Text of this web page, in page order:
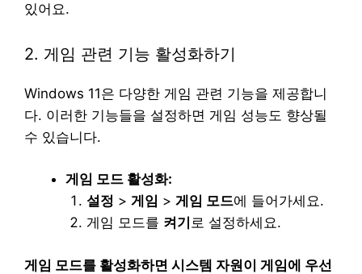
있어요.
2. 게임 관련 기능 활성화하기
Windows 11은 다양한 게임 관련 기능을 제공합니
다. 이러한 기능들을 설정하면 게임 성능도 향상될
수 있습니다.
게임 모드 활성화:
설정 > 게임 > 게임 모드에 들어가세요.
게임 모드를 켜기 로 설정하세요.
게임 모드를 활성화하면 시스템 자원이 게임에 우선